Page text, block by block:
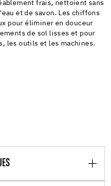
frais, nettoient sans
et de savon. Les chiffons
pour éliminer en douceur
de sol lisses et pour
les outils et les machines.